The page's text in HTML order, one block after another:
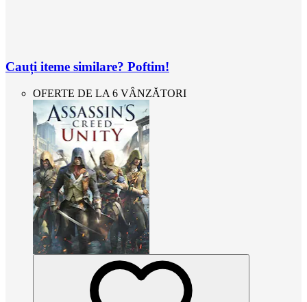
Cauți iteme similare? Poftim!
OFERTE DE LA 6 VÂNZĂTORI